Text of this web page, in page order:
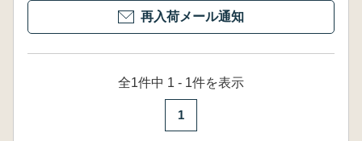
再入荷メール通知
全1件中 1 - 1件を表示
1